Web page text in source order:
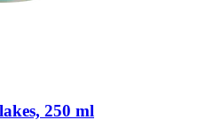
250 ml